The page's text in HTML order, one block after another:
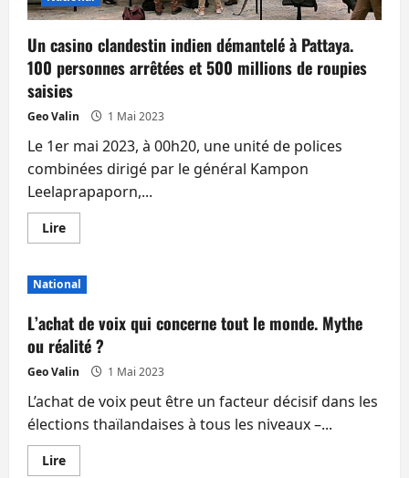
Un casino clandestin indien démantelé à Pattaya.
100 personnes arrêtées et 500 millions de roupies
saisies
Geo Valin 1 Mai 2023
Le 1er mai 2023, à 00h20, une unité de polices
combinées dirigé par le général Kampon
Leelaprapaporn,...
LireEn
savoir
Un
casino
indien
démantelé
à
Pattaya.
100
personnes
arrêtées
et
500
millions
de
roupies
saisies
National
L’achat de voix qui concerne tout le monde. Mythe
ou réalité ?
Geo Valin 1 Mai 2023
L’achat de voix peut être un facteur décisif dans les
élections thaïlandaises à tous les niveaux –...
LireEn
savoir